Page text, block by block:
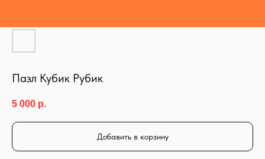
Пазл Кубик Рубик
5 000 р.
Добавить в корзину